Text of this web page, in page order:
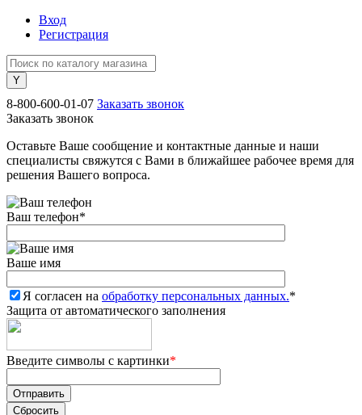
Вход
Регистрация
8-800-600-01-07 Заказать звонок
Заказать звонок
Оставьте Ваше сообщение и контактные данные и наши
специалисты свяжутся с Вами в ближайшее рабочее время для
решения Вашего вопроса.
Ваш телефон*
Ваше имя
Я согласен на обработку персональных данных.*
Защита от автоматического заполнения
Введите символы с картинки*